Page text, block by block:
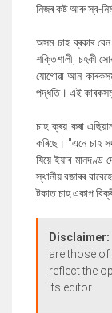
নিজৰ কষ্ট আৰু স্ব-
অসম চাহ ব্ৰকাৰ
শক্তিশালী, চহকী
যোগোৱা আন
পদ্ধতি। এই
চাহ ক্ৰয় কৰা
কৰিছে। "এনে চাহ
যিয়ে ইয়াৰ মানদণ্ড
স্থানীয় বজাৰৰ
টকাত চাহ একাপ
Disclaimer:
are those
reflect the
its editor.